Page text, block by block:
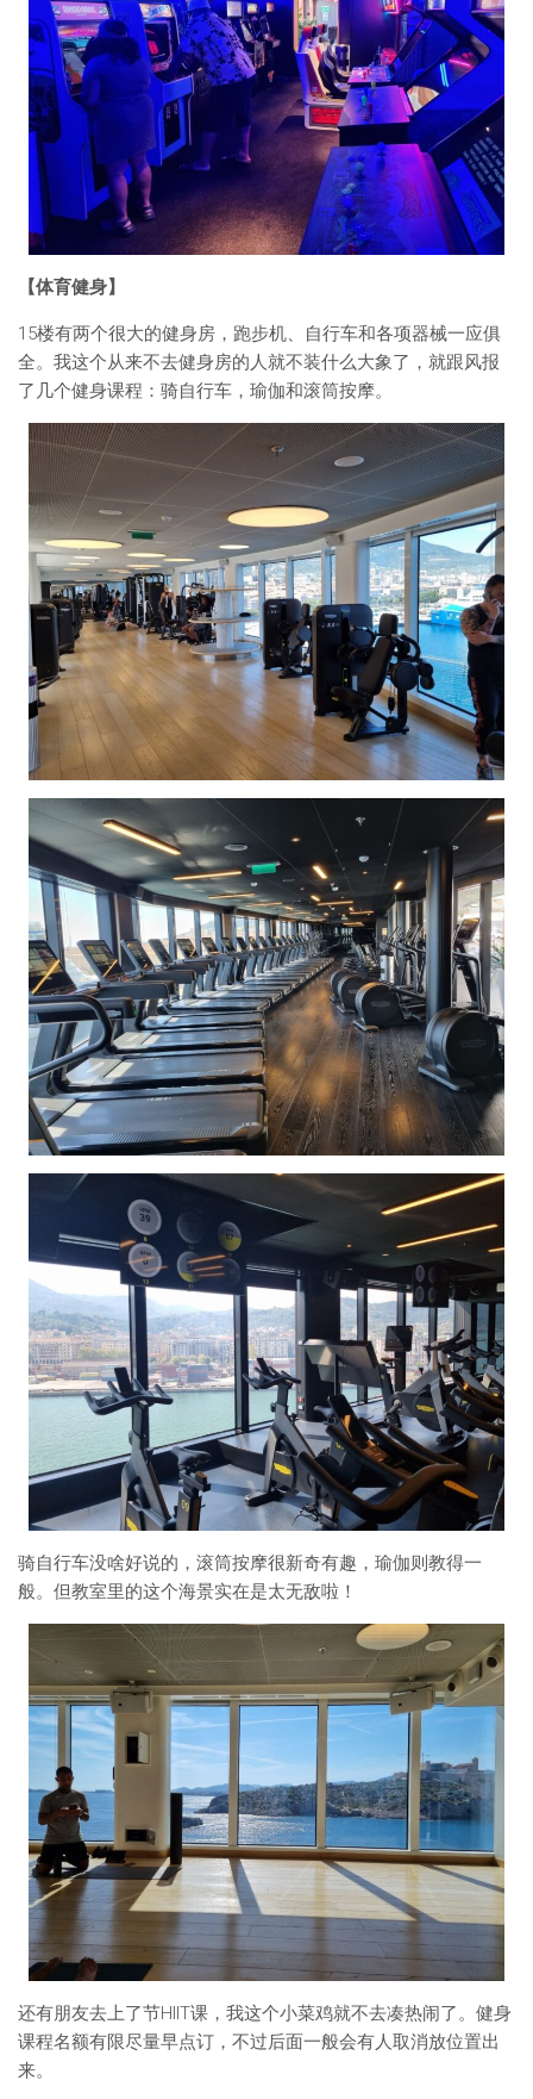
【体育健身】
15楼有两个很大的健身房，跑步机、自行车和各项器械一应俱
全。我这个从来不去健身房的人就不装什么大象了，就跟风报
了几个健身课程：骑自行车，瑜伽和滚筒按摩。
骑自行车没啥好说的，滚筒按摩很新奇有趣，瑜伽则教得一
般。但教室里的这个海景实在是太无敌啦！
还有朋友去上了节HIIT课，我这个小菜鸡就不去凑热闹了。健身
课程名额有限尽量早点订，不过后面一般会有人取消放位置出
来。